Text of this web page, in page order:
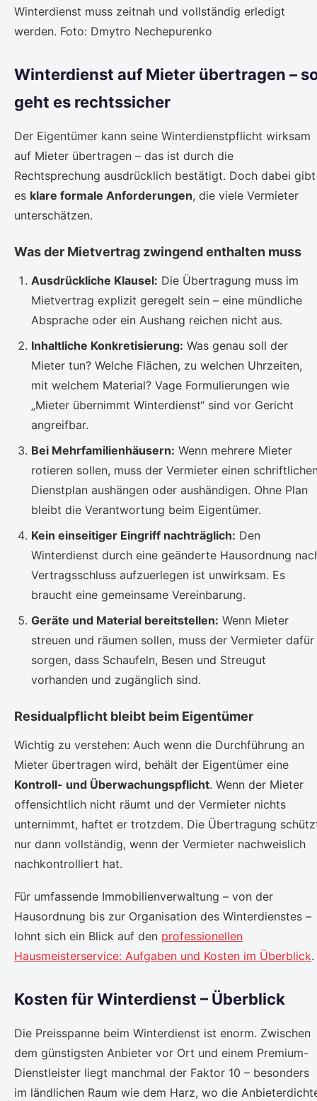
Winterdienst muss zeitnah und vollständig erledigt
werden. Foto: Dmytro Nechepurenko
Winterdienst auf Mieter übertragen –
geht es rechtssicher
Der Eigentümer kann seine Winterdienstpflicht wirksam
auf Mieter übertragen – das ist durch die
Rechtsprechung ausdrücklich bestätigt. Doch dabei gibt
es klare formale Anforderungen, die viele Vermieter
unterschätzen.
Was der Mietvertrag zwingend enthalten muss
Ausdrückliche Klausel: Die Übertragung muss im
Mietvertrag explizit geregelt sein – eine mündliche
Absprache oder ein Aushang reichen nicht aus.
Inhaltliche Konkretisierung: Was genau soll der
Mieter tun? Welche Flächen, zu welchen Uhrzeiten,
mit welchem Material? Vage Formulierungen wie
„Mieter übernimmt Winterdienst“ sind vor Gericht
angreifbar.
Bei Mehrfamilienhäusern: Wenn mehrere Mieter
rotieren sollen, muss der Vermieter einen
Dienstplan aushängen oder aushändigen. Ohne Plan
bleibt die Verantwortung beim Eigentümer.
Kein einseitiger Eingriff nachträglich: Den
Winterdienst durch eine geänderte Hausordnung
Vertragsschluss aufzuerlegen ist unwirksam. Es
braucht eine gemeinsame Vereinbarung.
Geräte und Material bereitstellen: Wenn Mieter
streuen und räumen sollen, muss der Vermieter dafür
sorgen, dass Schaufeln, Besen und Streugut
vorhanden und zugänglich sind.
Residualpflicht bleibt beim Eigentümer
Wichtig zu verstehen: Auch wenn die Durchführung an
Mieter übertragen wird, behält der Eigentümer eine
Kontroll- und Überwachungspflicht. Wenn der Mieter
offensichtlich nicht räumt und der Vermieter nichts
unternimmt, haftet er trotzdem. Die Übertragung
nur dann vollständig, wenn der Vermieter nachweislich
nachkontrolliert hat.
Für umfassende Immobilienverwaltung – von der
Hausordnung bis zur Organisation des Winterdienstes –
lohnt sich ein Blick auf den professionellen
Hausmeisterservice: Aufgaben und Kosten im Überblick.
Kosten für Winterdienst – Überblick
Die Preisspanne beim Winterdienst ist enorm. Zwischen
dem günstigsten Anbieter vor Ort und einem Premium-
Dienstleister liegt manchmal der Faktor 10 – besonders
im ländlichen Raum wie dem Harz, wo die